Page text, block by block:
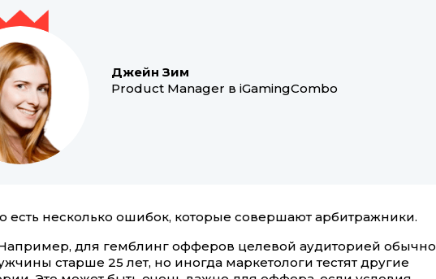
Джейн Зим
Product Manager в iGamingCombo
есть несколько ошибок, которые совершают арбитражники.
для гемблинг офферов целевой аудиторией обычно
старше 25 лет, но иногда маркетологи тестят другие